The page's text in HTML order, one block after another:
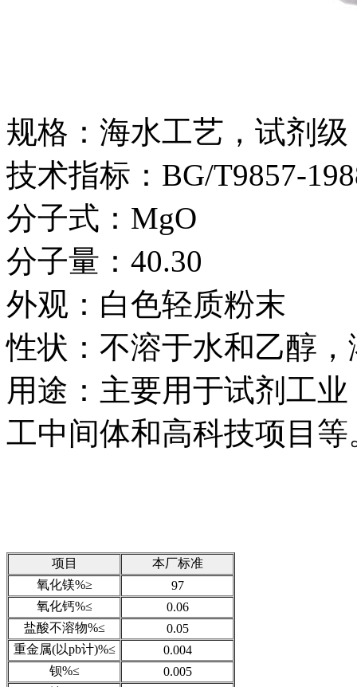
规格：海水工艺，试剂级
技术指标：BG/T9857-
分子式：MgO
分子量：40.30
外观：白色轻质粉末
性状：不溶于水和乙醇
用途：主要用于试剂工
工中间体和高科技项目等
项目
本厂标准
氧化镁%≥
97
氧化钙%≤
0.06
盐酸不溶物%≤
0.05
重金属(以pb计)%≤
0.004
钡%≤
0.005